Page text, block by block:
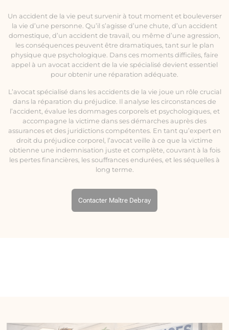
Un accident de la vie peut survenir à tout moment et bouleverser
la vie d’une personne. Qu’il s’agisse d’une chute, d’un accident
domestique, d’un accident de travail, ou même d’une agression,
les conséquences peuvent être dramatiques, tant sur le plan
physique que psychologique. Dans ces moments difficiles, faire
appel à un avocat accident de la vie spécialisé devient essentiel
pour obtenir une réparation adéquate.
L’avocat spécialisé dans les accidents de la vie joue un rôle crucial
dans la réparation du préjudice. Il analyse les circonstances de
l’accident, évalue les dommages corporels et psychologiques, et
accompagne la victime dans ses démarches auprès des
assurances et des juridictions compétentes. En tant qu’expert en
droit du préjudice corporel, l’avocat veille à ce que la victime
obtienne une indemnisation juste et complète, couvrant à la fois
les pertes financières, les souffrances endurées, et les séquelles à
long terme.
Contacter Maître Debray